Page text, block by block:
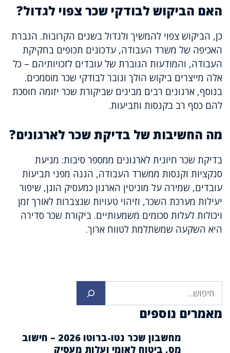
האם הביקוש לבודקי שכר צפוי לגדול?
כן, הביקוש צפוי להמשיך ולגדול בשנים הקרובות. הגברת
האכיפה של משרד העבודה, עדכונים תכופים בחקיקת
העבודה, והמודעות הגוברת של עובדים לזכויותיהם – כל
אלה מייצרים ביקוש הולך וגובר לבודקי שכר מוסמכים.
בנוסף, ארגונים רבים מבינים שביקורת שכר יזומה חוסכת
להם כסף רב בקנסות ותביעות.
מה החשיבות של בדיקת שכר לארגונים?
בדיקת שכר חיונית לארגונים ממספר סיבות: מניעת
סנקציות וקנסות ממשרד העבודה, הגנה מפני תביעות
עובדים, שמירה על מוניטין הארגון כמעסיק הוגן, שיפור
יעילות מערכת השכר, וזיהוי טעויות שנצברות לאורך זמן
ויכולות לעלות סכומים משמעותיים. ביקורת שכר סדירה
היא השקעה שמשתלמת לטווח ארוך.
מאמרים נוספים
מחשבון שכר נטו-ברוטו 2026 – חישוב
מס, ביטוח לאומי ועלות מעסיק